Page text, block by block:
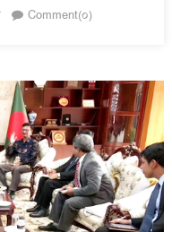
Comment(০)